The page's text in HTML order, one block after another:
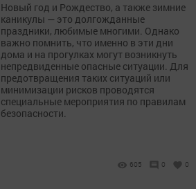
Новый год и Рождество, а также зимние
каникулы — это долгожданные
праздники, любимые многими. Однако
важно помнить, что именно в эти дни
дома и на прогулках могут возникнуть
непредвиденные опасные ситуации. Для
предотвращения таких ситуаций или
минимизации рисков проводятся
специальные мероприятия по правилам
безопасности.
605 0 0